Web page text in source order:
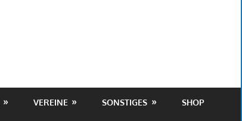
VEREINE SONSTIGES SHOP